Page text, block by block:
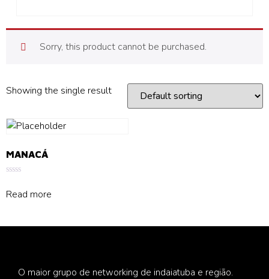
Sorry, this product cannot be purchased.
Showing the single result
MANACÁ
0
out
Read more
O maior grupo de networking de indaiatuba e região.